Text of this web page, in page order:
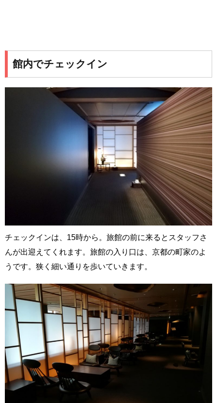
館内でチェックイン
チェックインは、15時から。旅館の前に来るとスタッフさ
んが出迎えてくれます。旅館の入り口は、京都の町家のよ
うです。狭く細い通りを歩いていきます。